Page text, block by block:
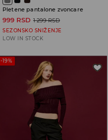
Pletene pantalone zvoncare
999 RSD 1 299 RSD
SEZONSKO SNIŽENJE
LOW IN STOCK
-19%